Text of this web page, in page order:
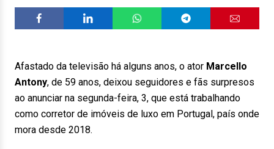
Afastado da televisão há alguns anos, o ator Marcello
Antony, de 59 anos, deixou seguidores e fãs surpresos
ao anunciar na segunda-feira, 3, que está trabalhando
como corretor de imóveis de luxo em Portugal, país onde
mora desde 2018.